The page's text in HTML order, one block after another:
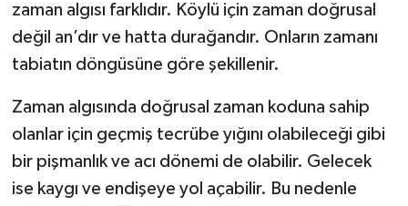
zaman algısı farklıdır. Köylü için zaman doğrusal
değil an’dır ve hatta durağandır. Onların zamanı
tabiatın döngüsüne göre şekillenir.
Zaman algısında doğrusal zaman koduna sahip
olanlar için geçmiş tecrübe yığını olabileceği gibi
bir pişmanlık ve acı dönemi de olabilir. Gelecek
ise kaygı ve endişeye yol açabilir. Bu nedenle